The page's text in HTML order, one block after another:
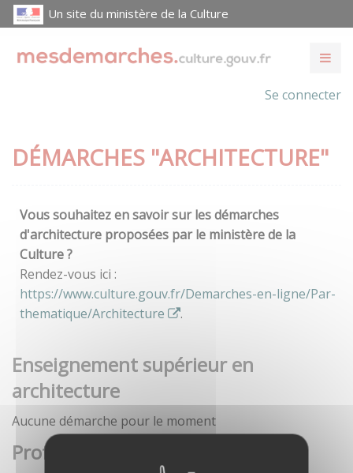
Un site du ministère de la Culture
Se connecter
DÉMARCHES "ARCHITECTURE"
Vous souhaitez en savoir sur les démarches
d'architecture proposées par le ministère de la
Culture ?
Rendez-vous ici :
https://www.culture.gouv.fr/Demarches-en-ligne/Par-
thematique/Architecture
.
Enseignement supérieur en
architecture
Aucune démarche pour le moment
Profession architecte